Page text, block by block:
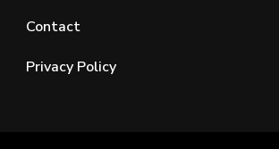
Contact
Privacy Policy